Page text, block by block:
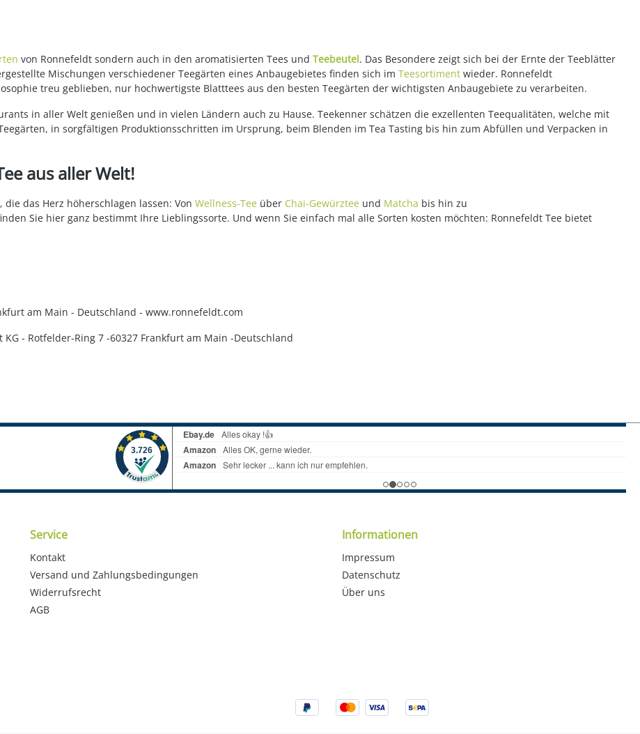
von Ronnefeldt sondern auch in den aromatisierten Tees und Teebeutel. Das Besondere zeigt sich bei der Ernte der Teeblätter
Mischungen verschiedener Teegärten eines Anbaugebietes finden sich im Teesortiment wieder. Ronnefeldt
treu geblieben, nur hochwertigste Blatttees aus den besten Teegärten der wichtigsten Anbaugebiete zu verarbeiten.
in aller Welt genießen und in vielen Ländern auch zu Hause. Teekenner schätzen die exzellenten Teequalitäten, welche mit
in sorgfältigen Produktionsschritten im Ursprung, beim Blenden im Tea Tasting bis hin zum Abfüllen und Verpacken in
aus aller Welt!
das Herz höherschlagen lassen: Von Wellness-Tee über Chai-Gewürztee und Matcha bis hin zu
Sie hier ganz bestimmt Ihre Lieblingssorte. Und wenn Sie einfach mal alle Sorten kosten möchten: Ronnefeldt Tee bietet
am Main - Deutschland - www.ronnefeldt.com
- Rotfelder-Ring 7 -60327 Frankfurt am Main -Deutschland
Service
Kontakt
Versand und Zahlungsbedingungen
Widerrufsrecht
AGB
Informationen
Impressum
Datenschutz
Über uns